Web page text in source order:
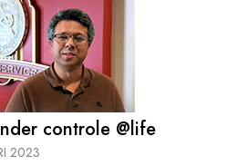
controle @life
2023